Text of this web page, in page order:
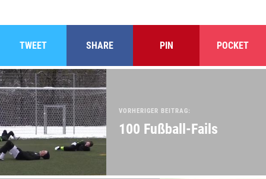
TWEET SHARE PIN POCKET
VORHERIGER BEITRAG:
100 Fußball-Fails